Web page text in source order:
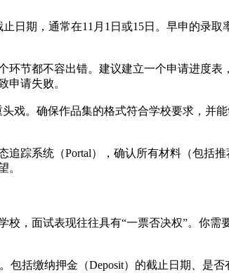
日期，通常在11月1日或15日。早申的录
节都不容出错。建议建立一个申请进度
申请失败。
戏。确保作品集的格式符合学校要求，并
踪系统（Portal），确认所有材料（包括
。
，面试表现往往具有“一票否决权”。你
括缴纳押金（Deposit）的截止日期、是